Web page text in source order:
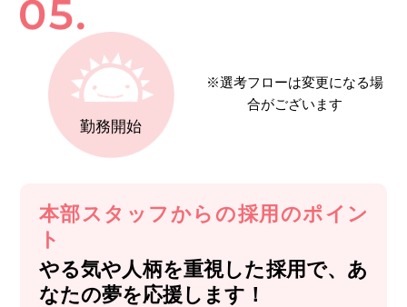
勤務開始
※選考フローは変更になる場
合がございます
本部スタッフからの採用のポイン
ト
やる気や人柄を重視した採用で、あ
なたの夢を応援します！